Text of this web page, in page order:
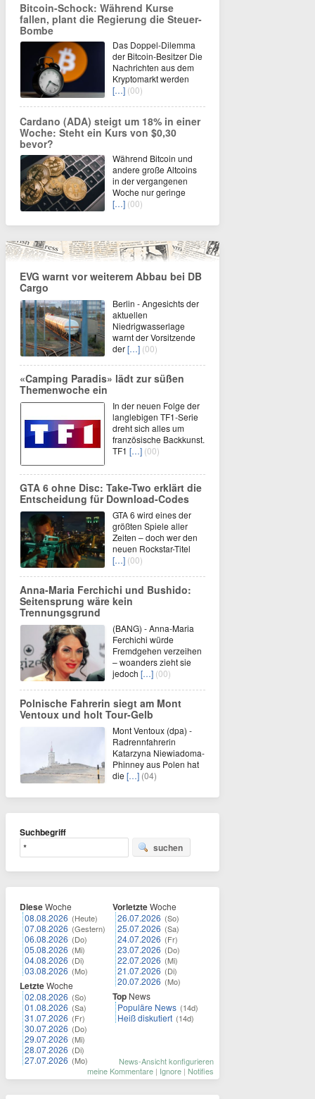
Bitcoin-Schock: Während Kurse
fallen, plant die Regierung die Steuer-
Bombe
Das Doppel-Dilemma
der Bitcoin-Besitzer Die
Nachrichten aus dem
Kryptomarkt werden
[…] (00)
Cardano (ADA) steigt um 18% in einer
Woche: Steht ein Kurs von $0,30
bevor?
Während Bitcoin und
andere große Altcoins
in der vergangenen
Woche nur geringe
[…] (00)
EVG warnt vor weiterem Abbau bei DB
Cargo
Berlin - Angesichts der
aktuellen
Niedrigwasserlage
warnt der Vorsitzende
der[…] (00)
«Camping Paradis» lädt zur süßen
Themenwoche ein
In der neuen Folge der
langlebigen TF1-Serie
dreht sich alles um
französische Backkunst.
TF1 […] (00)
GTA 6 ohne Disc: Take-Two erklärt die
Entscheidung für Download-Codes
GTA 6 wird eines der
größten Spiele aller
Zeiten – doch wer den
neuen Rockstar-Titel
[…] (00)
Anna-Maria Ferchichi und Bushido:
Seitensprung wäre kein
Trennungsgrund
(BANG) - Anna-Maria
Ferchichi würde
Fremdgehen verzeihen
– woanders zieht sie
jedoch […] (00)
Polnische Fahrerin siegt am Mont
Ventoux und holt Tour-Gelb
Mont Ventoux (dpa) -
Radrennfahrerin
Katarzyna Niewiadoma-
Phinney aus Polen hat
die […] (04)
Suchbegriff
suchen
DieseWoche
08.08.2026 (Heute)
07.08.2026 (Gestern)
06.08.2026 (Do)
05.08.2026 (Mi)
04.08.2026 (Di)
03.08.2026 (Mo)
LetzteWoche
02.08.2026 (So)
01.08.2026 (Sa)
31.07.2026 (Fr)
30.07.2026 (Do)
29.07.2026 (Mi)
28.07.2026 (Di)
27.07.2026 (Mo)
VorletzteWoche
26.07.2026 (So)
25.07.2026 (Sa)
24.07.2026 (Fr)
23.07.2026 (Do)
22.07.2026 (Mi)
21.07.2026 (Di)
20.07.2026 (Mo)
Top News
Populäre News (14d)
Heiß diskutiert (14d)
News-Ansicht konfigurieren
meine Kommentare | Ignore | Notifies